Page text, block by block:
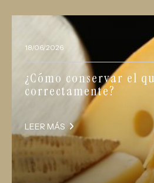
18/06/2026
¿Cómo conservar el
correctamente?
LEER MÁS